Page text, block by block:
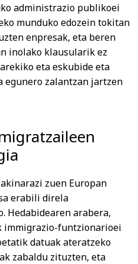
administrazio publikoei
munduko edozein tokitan
enpresak, eta beren
inolako klausularik ez
eta eskubide eta
egunero zalantzan jartzen
zuen Europan
erabili direla
Hedabidearen arabera,
immigrazio-funtzionarioei
datuak ateratzeko
zabaldu zituzten, eta